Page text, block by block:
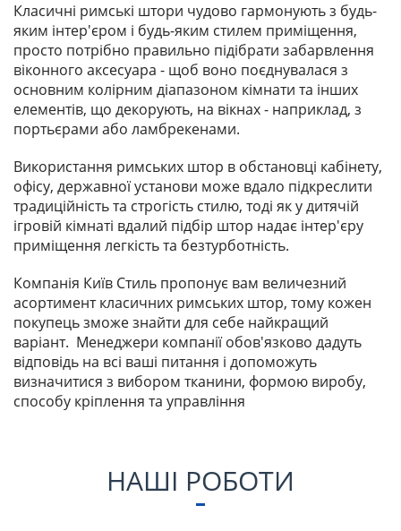
Класичні римські штори чудово гармонують з будь-
яким інтер'єром і будь-яким стилем приміщення,
просто потрібно правильно підібрати забарвлення
віконного аксесуара - щоб воно поєднувалася з
основним колірним діапазоном кімнати та інших
елементів, що декорують, на вікнах - наприклад, з
портьєрами або ламбрекенами.
Використання римських штор в обстановці кабінету,
офісу, державної установи може вдало підкреслити
традиційність та строгість стилю, тоді як у дитячій
ігровій кімнаті вдалий підбір штор надає інтер'єру
приміщення легкість та безтурботність.
Компанія Київ Стиль пропонує вам величезний
асортимент класичних римських штор, тому кожен
покупець зможе знайти для себе найкращий
варіант. Менеджери компанії обов'язково дадуть
відповідь на всі ваші питання і допоможуть
визначитися з вибором тканини, формою виробу,
способу кріплення та управління
НАШІ РОБОТИ